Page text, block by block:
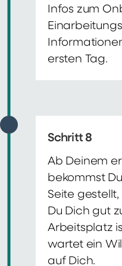
Infos zum
ersten Tag.
Schritt 8
Ab Deinem
bekommst
Seite
Du Dich gut
Arbeitsplatz
wartet ein
auf Dich.